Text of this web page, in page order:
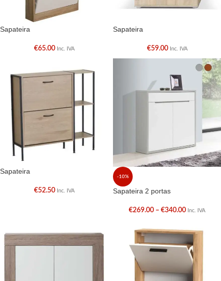
Sapateira
€65.00 Inc. IVA
Sapateira
€59.00 Inc. IVA
Sapateira
€52.50 Inc. IVA
-10%
Sapateira 2 portas
€269.00 – €340.00 Inc. IVA